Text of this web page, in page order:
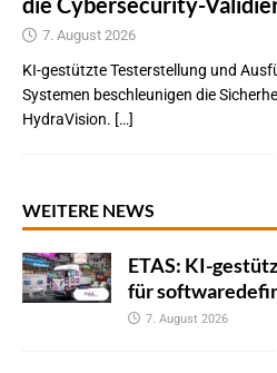
7. August 2026
KI-gestützte Testerstellung und
Systemen beschleunigen die
HydraVision. […]
WEITERE NEWS
ETAS: KI-
für
7. August 2026